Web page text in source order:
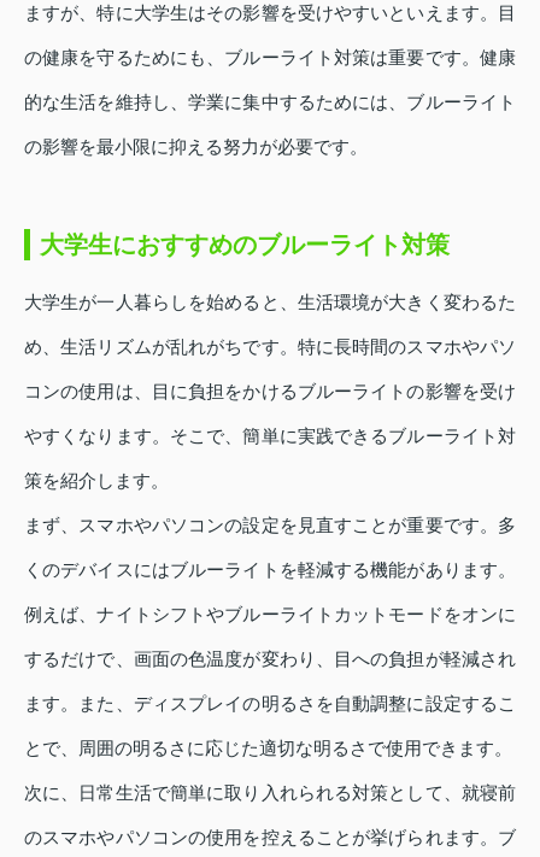
ますが、特に大学生はその影響を受けやすいといえます。目
の健康を守るためにも、ブルーライト対策は重要です。健康
的な生活を維持し、学業に集中するためには、ブルーライト
の影響を最小限に抑える努力が必要です。
大学生におすすめのブルーライト対策
大学生が一人暮らしを始めると、生活環境が大きく変わるた
め、生活リズムが乱れがちです。特に長時間のスマホやパソ
コンの使用は、目に負担をかけるブルーライトの影響を受け
やすくなります。そこで、簡単に実践できるブルーライト対
策を紹介します。
まず、スマホやパソコンの設定を見直すことが重要です。多
くのデバイスにはブルーライトを軽減する機能があります。
例えば、ナイトシフトやブルーライトカットモードをオンに
するだけで、画面の色温度が変わり、目への負担が軽減され
ます。また、ディスプレイの明るさを自動調整に設定するこ
とで、周囲の明るさに応じた適切な明るさで使用できます。
次に、日常生活で簡単に取り入れられる対策として、就寝前
のスマホやパソコンの使用を控えることが挙げられます。ブ